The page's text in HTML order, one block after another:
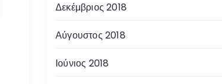
Δεκέμβριος 2018
Αύγουστος 2018
Ιούνιος 2018